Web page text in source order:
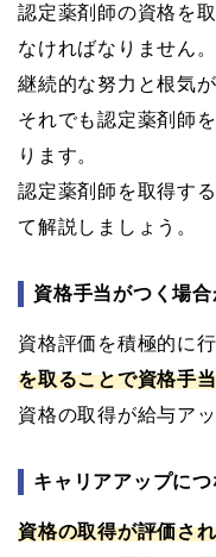
認定薬剤師の資格を
なければなりません
継続的な努力と根気が
それでも認定薬剤師
ります。
認定薬剤師を取得す
て解説しましょう。
資格手当がつく場合
資格評価を積極的に
を取ることで資格手
資格の取得が給与ア
キャリアアップにつ
資格の取得が評価さ